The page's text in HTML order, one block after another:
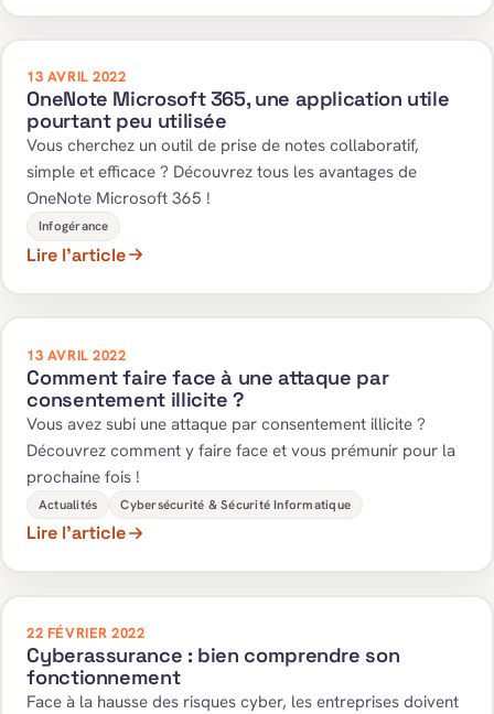
13 AVRIL 2022
OneNote Microsoft 365, une application utile
pourtant peu utilisée
Vous cherchez un outil de prise de notes collaboratif,
simple et efficace ? Découvrez tous les avantages de
OneNote Microsoft 365 !
Infogérance
Lire l’article
13 AVRIL 2022
Comment faire face à une attaque par
consentement illicite ?
Vous avez subi une attaque par consentement illicite ?
Découvrez comment y faire face et vous prémunir pour la
prochaine fois !
Actualités Cybersécurité & Sécurité Informatique
Lire l’article
22 FÉVRIER 2022
Cyberassurance : bien comprendre son
fonctionnement
Face à la hausse des risques cyber, les entreprises doivent